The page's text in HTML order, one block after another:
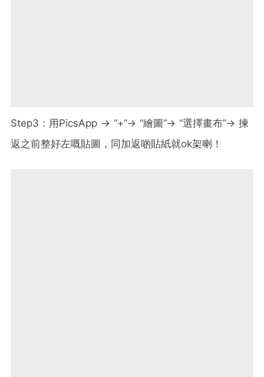
Step3：用PicsApp → “+”→ “繪圖”→ “選擇畫布”→ 揀
返之前整好左嘅貼圖，同加返啲貼紙就ok架喇！